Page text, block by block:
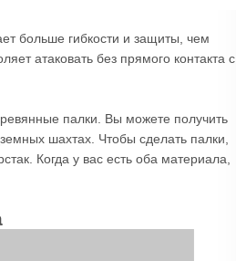
больше гибкости и защиты, чем
атаковать без прямого контакта с
палки. Вы можете получить
шахтах. Чтобы сделать палки,
Когда у вас есть оба материала,